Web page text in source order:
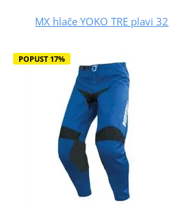
MX hlače YOKO TRE plavi 32
POPUST 17%